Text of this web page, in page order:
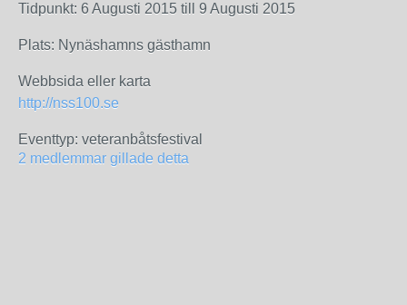
Tidpunkt: 6 Augusti 2015 till 9 Augusti 2015
Plats: Nynäshamns gästhamn
Webbsida eller karta
http://nss100.se
Eventtyp: veteranbåtsfestival
2 medlemmar gillade detta